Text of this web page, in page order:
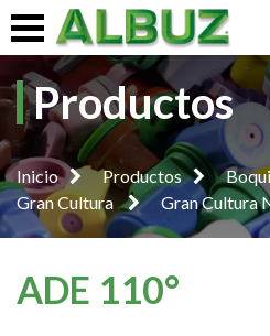
Productos
Inicio Productos
Gran Cultura
Gran Cultura
ADE 110°